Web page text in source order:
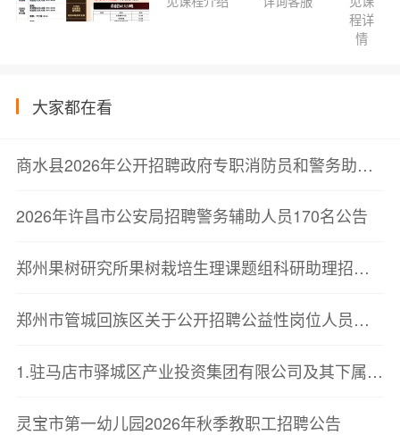
程详
情
大家都在看
商水县2026年公开招聘政府专职消防员和警务助理面试成绩公示
2026年许昌市公安局招聘警务辅助人员170名公告
郑州果树研究所果树栽培生理课题组科研助理招聘启事
郑州市管城回族区关于公开招聘公益性岗位人员的公告
1.驻马店市驿城区产业投资集团有限公司及其下属子公司2026年公开招聘工作人员面试成绩及考试总成绩
灵宝市第一幼儿园2026年秋季教职工招聘公告